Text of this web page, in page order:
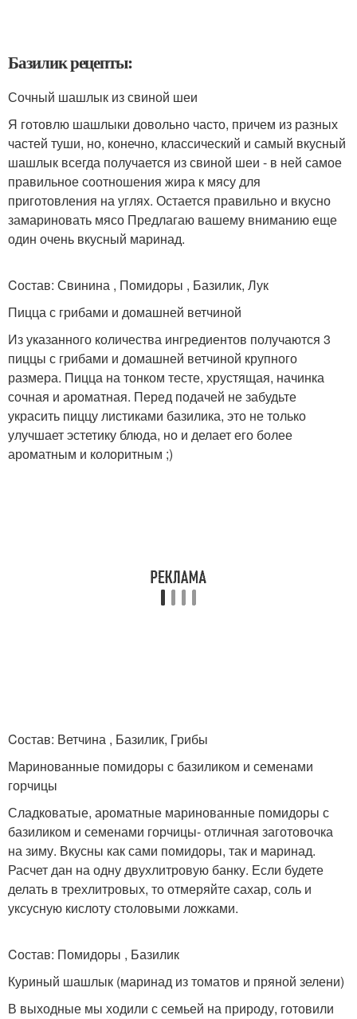
Базилик рецепты:
Сочный шашлык из свиной шеи
Я готовлю шашлыки довольно часто, причем из разных
частей туши, но, конечно, классический и самый вкусный
шашлык всегда получается из свиной шеи - в ней самое
правильное соотношения жира к мясу для
приготовления на углях. Остается правильно и вкусно
замариновать мясо Предлагаю вашему вниманию еще
один очень вкусный маринад.
Cостав: Свинина , Помидоры , Базилик, Лук
Пицца с грибами и домашней ветчиной
Из указанного количества ингредиентов получаются 3
пиццы с грибами и домашней ветчиной крупного
размера. Пицца на тонком тесте, хрустящая, начинка
сочная и ароматная. Перед подачей не забудьте
украсить пиццу листиками базилика, это не только
улучшает эстетику блюда, но и делает его более
ароматным и колоритным ;)
Cостав: Ветчина , Базилик, Грибы
Маринованные помидоры с базиликом и семенами
горчицы
Сладковатые, ароматные маринованные помидоры с
базиликом и семенами горчицы- отличная заготовочка
на зиму. Вкусны как сами помидоры, так и маринад.
Расчет дан на одну двухлитровую банку. Если будете
делать в трехлитровых, то отмеряйте сахар, соль и
уксусную кислоту столовыми ложками.
Cостав: Помидоры , Базилик
Куриный шашлык (маринад из томатов и пряной зелени)
В выходные мы ходили с семьей на природу, готовили